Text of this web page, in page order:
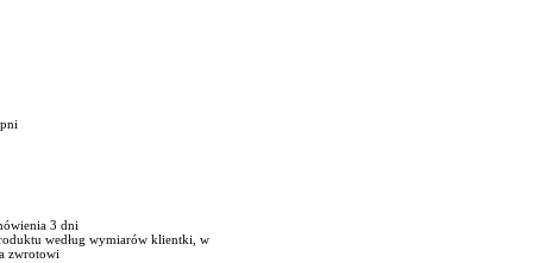
3 dni
według wymiarów klientki, w
zwrotowi